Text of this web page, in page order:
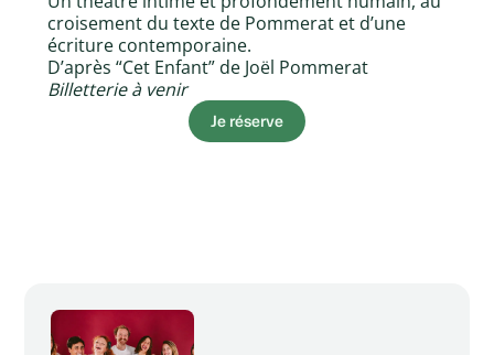
croisement du texte de Pommerat et d’une
écriture contemporaine.
D’après “Cet Enfant” de Joël Pommerat
Billetterie à venir
Je réserve